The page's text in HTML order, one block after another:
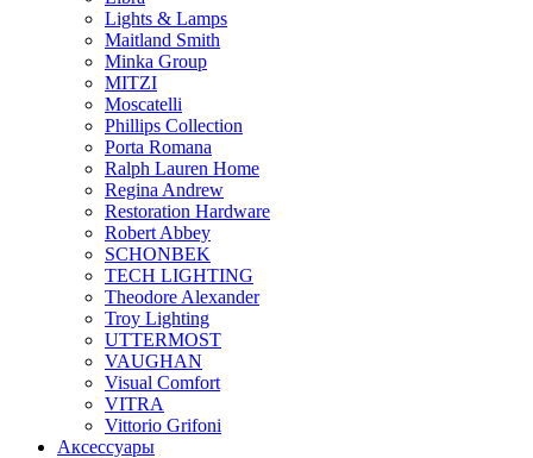
Lights & Lamps
Maitland Smith
Minka Group
MITZI
Moscatelli
Phillips Collection
Porta Romana
Ralph Lauren Home
Regina Andrew
Restoration Hardware
Robert Abbey
SCHONBEK
TECH LIGHTING
Theodore Alexander
Troy Lighting
UTTERMOST
VAUGHAN
Visual Comfort
VITRA
Vittorio Grifoni
Аксессуары